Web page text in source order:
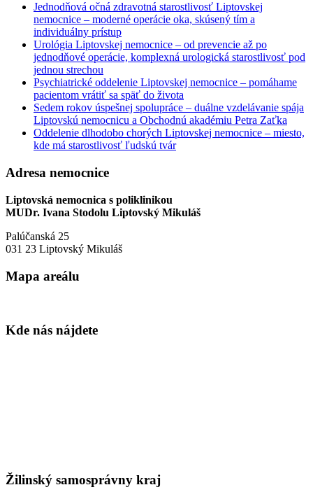
Jednodňová očná zdravotná starostlivosť Liptovskej
nemocnice – moderné operácie oka, skúsený tím a
individuálny prístup
Urológia Liptovskej nemocnice – od prevencie až po
jednodňové operácie, komplexná urologická starostlivosť pod
jednou strechou
Psychiatrické oddelenie Liptovskej nemocnice – pomáhame
pacientom vrátiť sa späť do života
Sedem rokov úspešnej spolupráce – duálne vzdelávanie spája
Liptovskú nemocnicu a Obchodnú akadémiu Petra Zaťka
Oddelenie dlhodobo chorých Liptovskej nemocnice – miesto,
kde má starostlivosť ľudskú tvár
Adresa nemocnice
Liptovská nemocnica s poliklinikou
MUDr. Ivana Stodolu Liptovský Mikuláš
Palúčanská 25
031 23 Liptovský Mikuláš
Mapa areálu
Kde nás nájdete
Žilinský samosprávny kraj